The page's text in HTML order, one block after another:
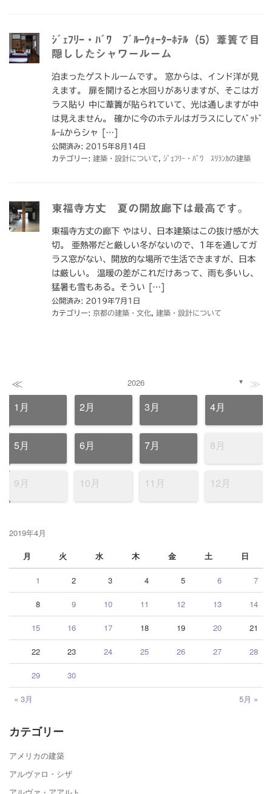
ｼﾞｪﾌﾘｰ・ﾊﾞﾜ ﾌﾞﾙｰｳｫｰﾀｰﾎﾃﾙ（5）葦簀で目
隠ししたシャワールーム
泊まったゲストルームです。 窓からは、インド洋が見
えます。 扉を開けると水回りがありますが、そこはガ
ラス貼り 中に葦簀が貼られていて、光は通しますが中
は見えません。 確かに今のホテルはガラスにしてﾍﾞｯﾄﾞ
ﾙｰﾑからシャ […]
公開済み: 2015年8月14日
カテゴリー: 建築・設計について ｼﾞｪﾌﾘｰ・ﾊﾞﾜ ｽﾘﾗﾝｶの建築
東福寺方丈 夏の開放廊下は最高です。
東福寺方丈の廊下 やはり、日本建築はこの抜け感が大
切。 亜熱帯だと厳しい冬がないので、1年を通してガ
ラス窓がない、開放的な場所で生活できますが、日本
は厳しい。 温暖の差がこれだけあって、雨も多いし、
猛暑も雪もある。そうい […]
公開済み: 2019年7月1日
カテゴリー: 京都の建築・文化 建築・設計について
≪ 2026 ▼ ≫
1月 2月 3月 4月
5月 6月 7月 8月
9月 10月 11月 12月
2019年4月
月
火 水 木 金 土 日
« 3月 5月 »
1 2 3 4 5 6 7
8 9 10 11 12 13 14
15 16 17 18 19 20 21
22 23 24 25 26 27 28
29 30
カテゴリー
アメリカの建築
アルヴァロ・シザ